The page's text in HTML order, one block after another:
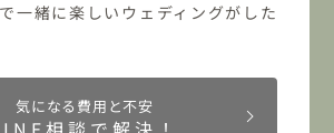
一緒に楽しいウェディングがした
気になる費用と不安